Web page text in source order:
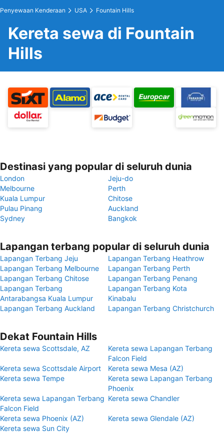
Penyewaan Kenderaan USA Fountain Hills
Kereta sewa di Fountain
Hills
Destinasi yang popular di seluruh dunia
London
Jeju-do
Melbourne
Perth
Kuala Lumpur
Chitose
Pulau Pinang
Auckland
Sydney
Bangkok
Lapangan terbang popular di seluruh dunia
Lapangan Terbang Jeju
Lapangan Terbang Heathrow
Lapangan Terbang Melbourne
Lapangan Terbang Perth
Lapangan Terbang Chitose
Lapangan Terbang Penang
Lapangan Terbang
Antarabangsa Kuala Lumpur
Lapangan Terbang Kota
Kinabalu
Lapangan Terbang Auckland
Lapangan Terbang Christchurch
Dekat Fountain Hills
Kereta sewa Scottsdale, AZ
Kereta sewa Lapangan Terbang
Falcon Field
Kereta sewa Scottsdale Airport
Kereta sewa Mesa (AZ)
Kereta sewa Tempe
Kereta sewa Lapangan Terbang
Phoenix
Kereta sewa Lapangan Terbang
Falcon Field
Kereta sewa Chandler
Kereta sewa Phoenix (AZ)
Kereta sewa Glendale (AZ)
Kereta sewa Sun City